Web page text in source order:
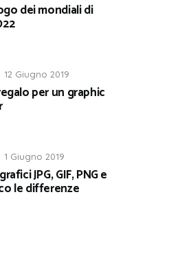
dei mondiali di
12 Giugno 2019
per un graphic
1 Giugno 2019
JPG, GIF, PNG e
le differenze